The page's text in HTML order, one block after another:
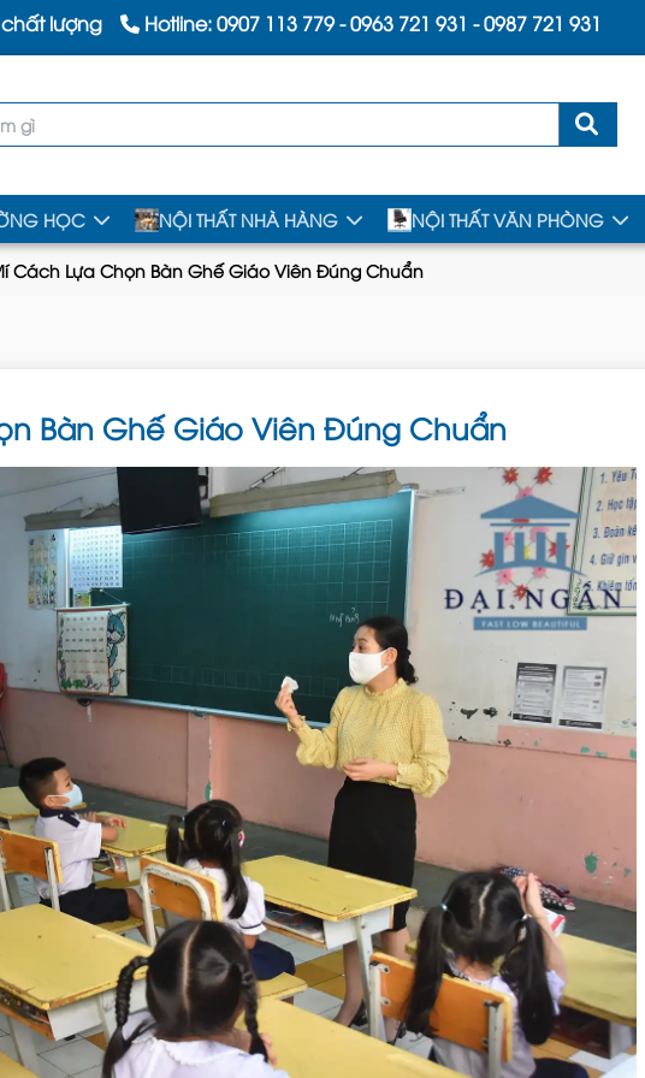
lượng Hotline:0907 113 779-0963 721 931 -0987 721 931
HỌC NỘI THẤT NHÀ HÀNG NỘI THẤT VĂN PHÒNG
Cách Lựa Chọn Bàn Ghế Giáo Viên Đúng Chuẩn
Bàn Ghế Giáo Viên Đúng Chuẩn